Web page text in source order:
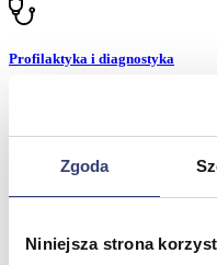
Zgoda
Niniejsza strona
Profilaktyka i diagnostyka
Inhalatory
Instrumenty diagnostyczne
Stetoskopy